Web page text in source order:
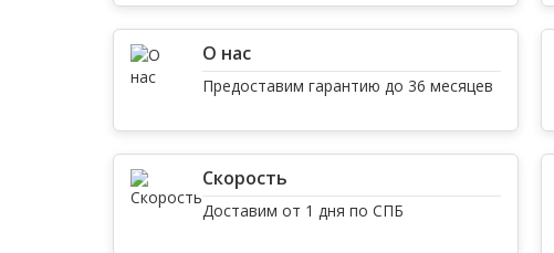
О нас
Предоставим гарантию до 36 месяцев
Скорость
Доставим от 1 дня по СПБ